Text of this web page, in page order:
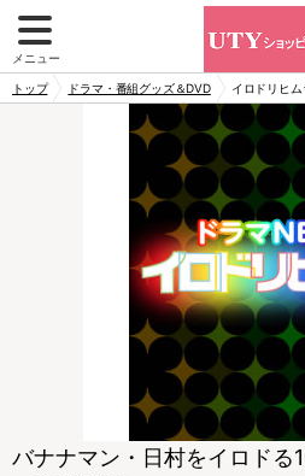
メニュー
トップ ドラマ・番組グッズ＆DVD イロドリヒム
バナナマン・日村をイロドる